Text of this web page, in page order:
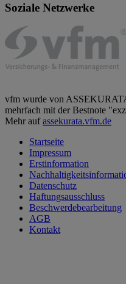
Soziale Netzwerke
vfm wurde von
mehrfach mit der Bestnote
Mehr aufassekurata.vfm.de
Startseite
Impressum
Erstinformation
Datenschutz
Haftungsausschluss
Beschwerdebearbeitung
AGB
Kontakt